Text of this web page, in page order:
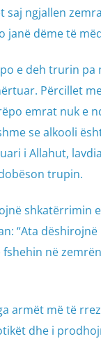
ngjallen
janë dëme të
e deh trurin pa
Përcillet
emrat nuk e
se alkooli
i Allahut,
trupin.
shkatërrimin
“Ata
në
armët më të
dhe i